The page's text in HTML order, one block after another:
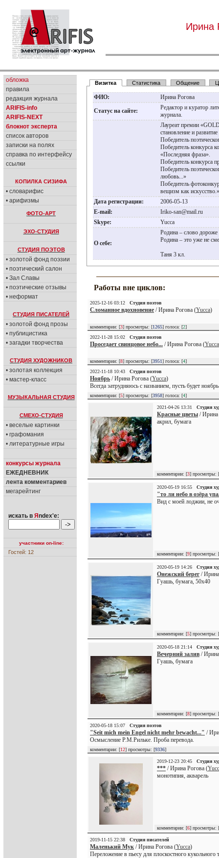
Ирина
обложка
правила
редакция журнала
ARIFIS-info
ARIFIS-NEXT
блокнот эксперта
список авторов
записки на полях
справка по интерфейсу
ссылки
КОПИЛКА СИЗИФА
• словарифис
• арифизмы
ФОТО-АРТ
ЭХО-СТУДИЯ
СТУДИЯ ПОЭТОВ
• золотой фонд поэзии
• поэтический салон
• Зал Славы
• поэтические отзывы
• неформат
СТУДИЯ ПИСАТЕЛЕЙ
• золотой фонд прозы
• публицистика
• загадки творчества
СТУДИЯ ХУДОЖНИКОВ
• золотая коллекция
• мастер-класс
МУЗЫКАЛЬНАЯ СТУДИЯ
СМЕХО-СТУДИЯ
• веселые картинки
• графомания
• литературные игры
конкурсы журнала
ЕЖЕДНЕВНИК
лента комментариев
мегарейтинг
искать в Я ndex'е:
участники on-line:
Гостей: 12
Визитка Статистика Общение
ФИО:
Ирина Рогова
Статус на сайте:
Редактор и куратор
журнала.
Лауреат премии
становление и
Победитель
Победитель конкурса
«Последняя фраза».
Победитель конкурса
Победитель
любовь...»
Победитель
вещизм как
Дата регистрации:
2006-05-13
E-mail:
Iriko-san@mail.ru
Skype:
Yucca
О себе:
Родина – слово дороже
Родина – это уже не
Таня 3 кл.
Работы вне циклов:
2025-12-16 03:12 Студия поэтов
Сломанное вдохновение / Ирина Рогова (Yucca)
комментарии: [3] просмотры: [1265] голоса: [2]
2022-11-28 15:02
Студия поэтов
Проседает свинцовое небо... / Ирина Рогова (Yucca
комментарии: [8] просмотры: [3951] голоса: [4]
2022-11-18 10:43
Студия поэтов
Ноябрь / Ирина Рогова (Yucca)
Всегда затрудняюсь с названием, пусть будет
комментарии: [5] просмотры: [3958] голоса: [4]
2021-04-26 13:31 Студия
Красные цветы / Ирина
акрил, бумага
комментарии: [3] просмотры: [
2020-05-19 16:55 Студия
"то ли небо в озёра
Вид с моей лоджии, не
комментарии: [9] просмотры: [
2020-05-19 14:26 Студия
Онежский берег/
Гуашь, бумага, 50х40
комментарии: [5] просмотры: [
2020-05-18 21:14 Студия
Вечерний залив /
Гуашь, бумага
комментарии: [8] просмотры: [
2020-05-18 15:07 Студия поэтов
"Seit mich mein Engel nicht mehr bewacht..." /
Осмысление Р.М.Рильке. Проба перевода.
комментарии: [12] просмотры: [9336]
2019-12-23 20:45 Студия
*** / Ирина Рогова (
монотипия, акварель
комментарии: [6] просмотры: [
2019-11-15 22:38 Студия писателей
Маленький Мук / Ирина Рогова (Yucca)
Переложение в пьесу для плоскостного кукольного